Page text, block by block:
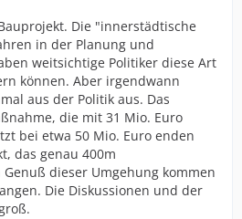
Die "innerstädtische
in der Planung und
weitsichtige Politiker diese Art
können. Aber irgendwann
aus der Politik aus. Das
die mit 31 Mio. Euro
bei etwa 50 Mio. Euro enden
das genau 400m
dieser Umgehung kommen
Die Diskussionen und der